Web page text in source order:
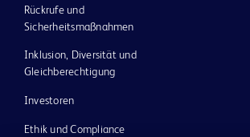
Rückrufe und
Sicherheitsmaßnahmen
Inklusion, Diversität und
Gleichberechtigung
Investoren
Ethik und Compliance